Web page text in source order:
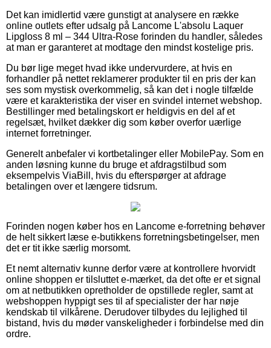
Det kan imidlertid være gunstigt at analysere en række
online outlets efter udsalg på Lancome L'absolu Laquer
Lipgloss 8 ml – 344 Ultra-Rose forinden du handler, således
at man er garanteret at modtage den mindst kostelige pris.
Du bør lige meget hvad ikke undervurdere, at hvis en
forhandler på nettet reklamerer produkter til en pris der kan
ses som mystisk overkommelig, så kan det i nogle tilfælde
være et karakteristika der viser en svindel internet webshop.
Bestillinger med betalingskort er heldigvis en del af et
regelsæt, hvilket dækker dig som køber overfor uærlige
internet forretninger.
Generelt anbefaler vi kortbetalinger eller MobilePay. Som en
anden løsning kunne du bruge et afdragstilbud som
eksempelvis ViaBill, hvis du efterspørger at afdrage
betalingen over et længere tidsrum.
Forinden nogen køber hos en Lancome e-forretning behøver
de helt sikkert læse e-butikkens forretningsbetingelser, men
det er tit ikke særlig morsomt.
Et nemt alternativ kunne derfor være at kontrollere hvorvidt
online shoppen er tilsluttet e-mærket, da det ofte er et signal
om at netbutikken opretholder de opstillede regler, samt at
webshoppen hyppigt ses til af specialister der har nøje
kendskab til vilkårene. Derudover tilbydes du lejlighed til
bistand, hvis du møder vanskeligheder i forbindelse med din
ordre.